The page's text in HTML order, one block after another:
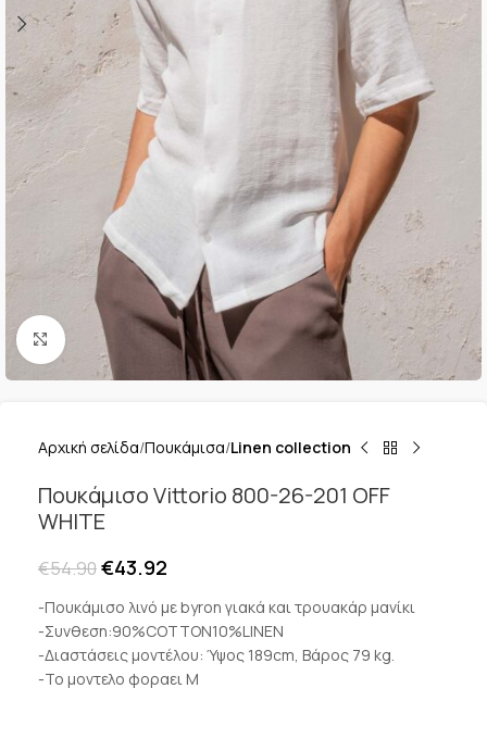
Κλικ για μεγέθυνση
Αρχική σελίδα Πουκάμισα Linen collection
Πουκάμισο Vittorio 800-26-201 OFF
WHITE
€54.90€43.92
-Πουκάμισο λινό με byron γιακά και τρουακάρ μανίκι
-Συνθεση:90%COTTON10%LINEN
-Διαστάσεις μοντέλου: Ύψος 189cm, Βάρος 79 kg.
-Το μοντελο φοραει M